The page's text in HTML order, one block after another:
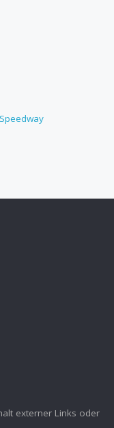
externer Links oder